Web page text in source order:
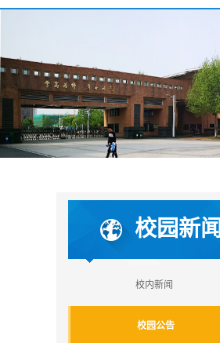
校园新闻
校内新闻
校园公告